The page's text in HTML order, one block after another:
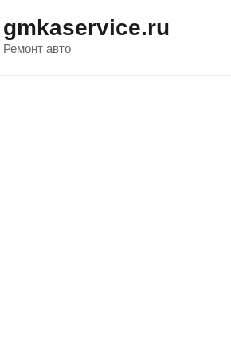
gmkaservice.ru
Ремонт авто